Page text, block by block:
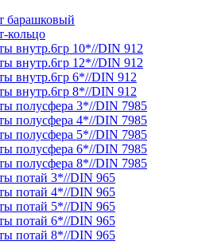
барашковый
кольцо
внутр.6гр 10*//DIN 912
внутр.6гр 12*//DIN 912
внутр.6гр 6*//DIN 912
внутр.6гр 8*//DIN 912
полусфера 3*//DIN 7985
полусфера 4*//DIN 7985
полусфера 5*//DIN 7985
полусфера 6*//DIN 7985
полусфера 8*//DIN 7985
потай 3*//DIN 965
потай 4*//DIN 965
потай 5*//DIN 965
потай 6*//DIN 965
потай 8*//DIN 965